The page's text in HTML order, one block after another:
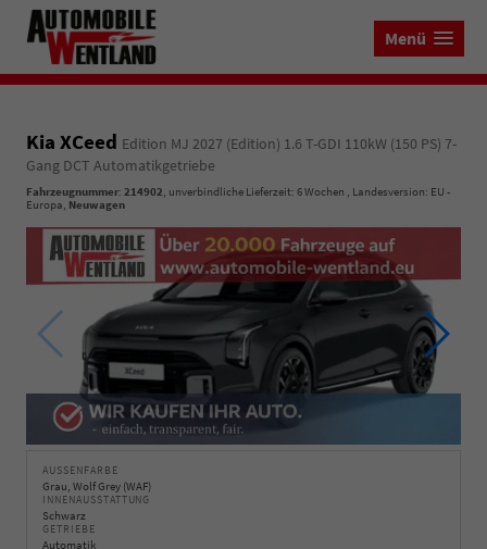
Menü
Kia XCeed Edition MJ 2027 (Edition) 1.6 T-GDI 110kW (150 PS) 7-
Gang DCT Automatikgetriebe
Fahrzeugnummer: 214902, unverbindliche Lieferzeit: 6 Wochen , Landesversion: EU -
Europa, Neuwagen
AUSSENFARBE
Grau, Wolf Grey (WAF)
INNENAUSSTATTUNG
Schwarz
GETRIEBE
Automatik